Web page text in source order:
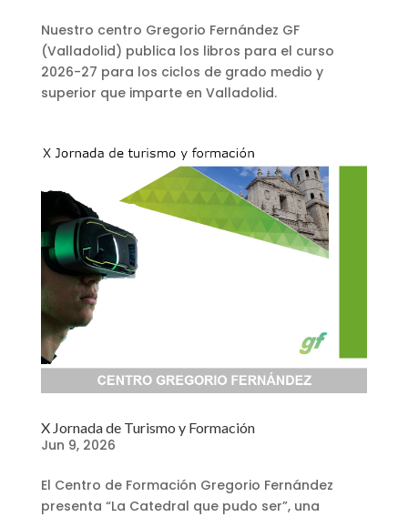
Nuestro centro Gregorio Fernández GF
(Valladolid) publica los libros para el curso
2026-27 para los ciclos de grado medio y
superior que imparte en Valladolid.
X Jornada de Turismo y Formación
Jun 9, 2026
El Centro de Formación Gregorio Fernández
presenta “La Catedral que pudo ser”, una